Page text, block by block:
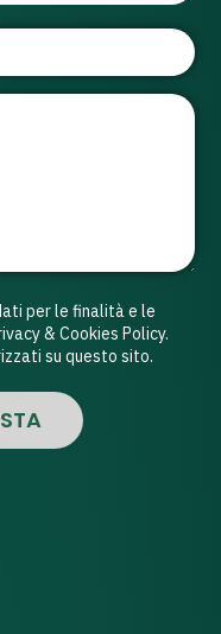
per le finalità e le
& Cookies Policy.
su questo sito.